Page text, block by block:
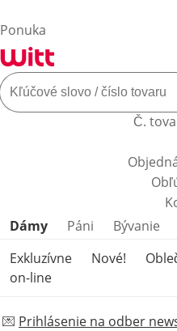
Ponuka
Č.
Preskočiť kategórie
Dámy Páni
Bývanie
Exkluzívne
on-line
Nové!
💌 Prihlásenie na odber